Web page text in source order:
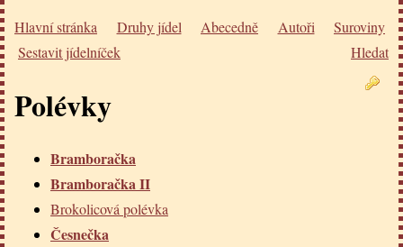
Hlavní stránka Druhy jídel Abecedně Autoři
Suroviny
Sestavit jídelníček
Hledat
Polévky
Bramboračka
Bramboračka II
Brokolicová polévka
Česnečka